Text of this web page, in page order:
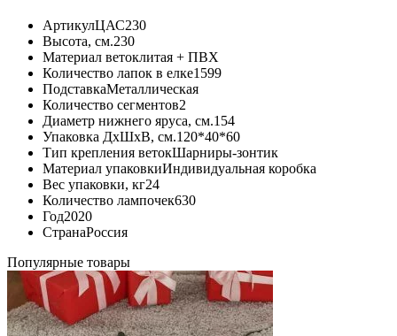
АртикулЦАС230
Высота, см.230
Материал ветоклитая + ПВХ
Количество лапок в елке1599
ПодставкаМеталлическая
Количество сегментов2
Диаметр нижнего яруса, см.154
Упаковка ДхШхВ, см.120*40*60
Тип крепления ветокШарниры-зонтик
Материал упаковкиИндивидуальная коробка
Вес упаковки, кг24
Количество лампочек630
Год2020
СтранаРоссия
Популярные товары